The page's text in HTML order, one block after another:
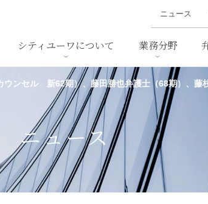
シティユーワについて
沿革 ア
業務分野
M&A
労働法 国
環境法
セミナー/講演等 ニュ
法律用語集
スタッフ採用
ニュース
ンセル 新62期）、藤田勝也弁護士（68期）、藤
ニュース